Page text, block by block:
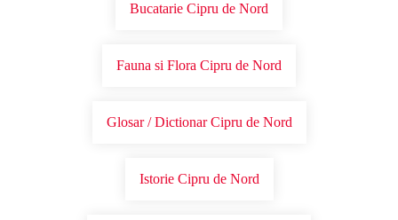
Bucatarie Cipru de Nord
Fauna si Flora Cipru de Nord
Glosar / Dictionar Cipru de Nord
Istorie Cipru de Nord